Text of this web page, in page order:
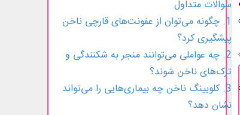
سوالات متداول
1. چگونه می‌توان از عفونت‌های قارچی ناخن
پیشگیری کرد؟
2. چه عواملی می‌توانند منجر به شکنندگی و
ترک‌های ناخن شوند؟
3. کلوبینگ ناخن چه بیماری‌هایی را می‌تواند
نشان دهد؟